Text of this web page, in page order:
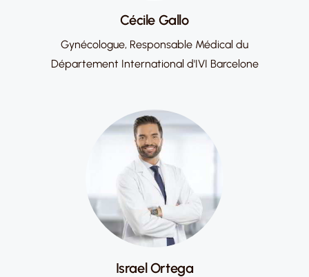
Cécile Gallo
Gynécologue, Responsable Médical du
Département International d'IVI Barcelone
Israel Ortega